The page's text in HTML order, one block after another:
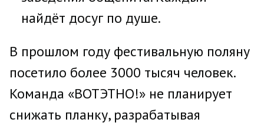
найдёт досуг по душе.
В прошлом году фестивальную поляну
посетило более 3000 тысяч человек.
Команда «ВОТЭТНО!» не планирует
снижать планку, разрабатывая